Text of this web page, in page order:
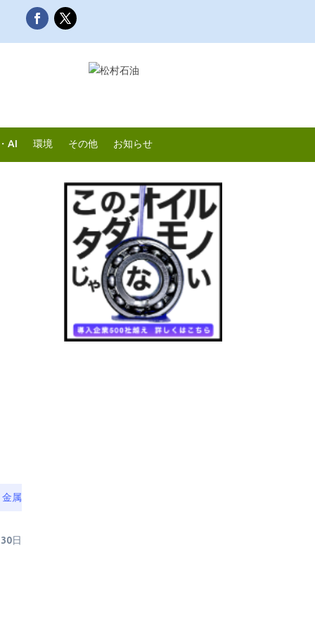
AI 環境 その他 お知らせ
属
日